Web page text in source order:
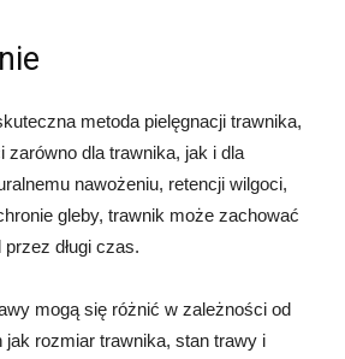
metoda pielęgnacji trawnika,
zarówno dla trawnika, jak i dla
nawożeniu, retencji wilgoci,
gleby, trawnik może zachować
długi czas.
mogą się różnić w zależności od
rozmiar trawnika, stan trawy i